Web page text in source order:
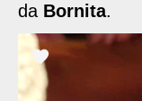
da Bornita.
ADICIONAR